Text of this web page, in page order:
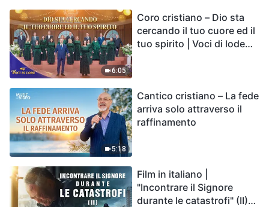
6:05
Coro cristiano – Dio sta
cercando il tuo cuore ed il
tuo spirito | Voci di lode
5:18
Cantico cristiano – La fede
arriva solo attraverso il
raffinamento
Film in italiano |
"Incontrare il Signore
durante le catastrofi" (II)